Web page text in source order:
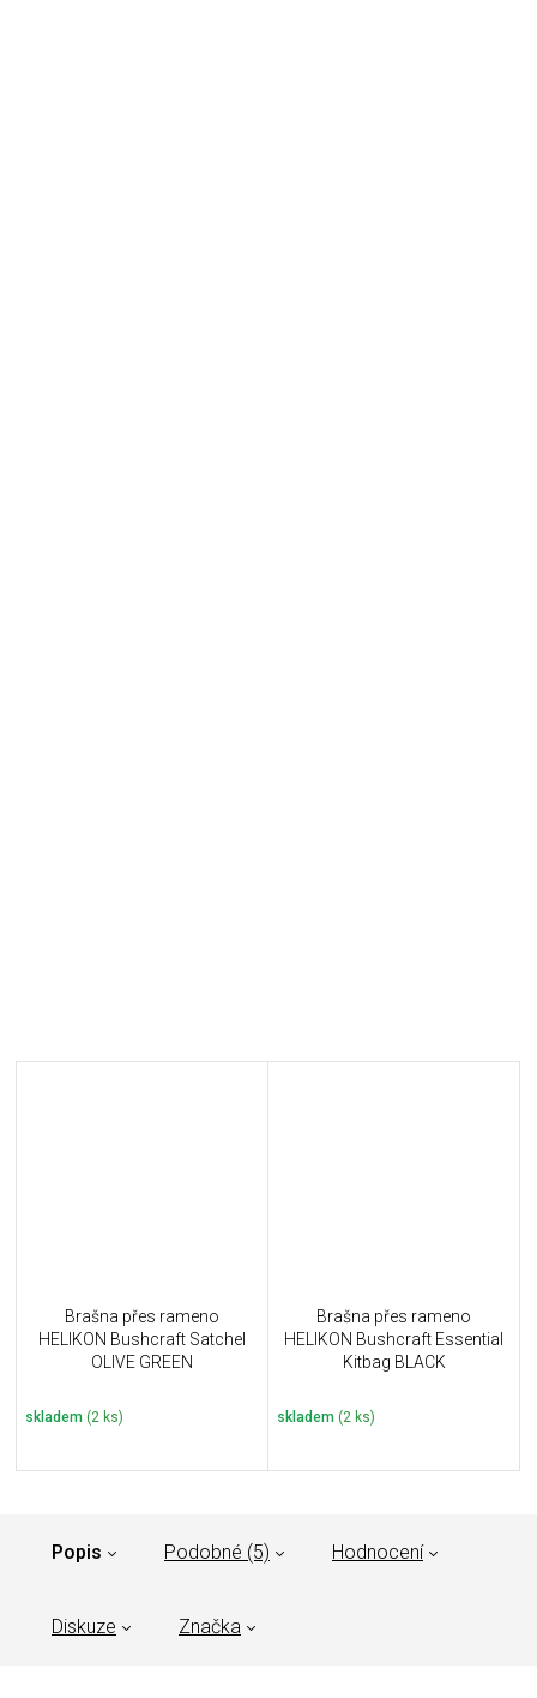
Brašna přes rameno
HELIKON Bushcraft Satchel
OLIVE GREEN
skladem (2 ks)
Brašna přes rameno
HELIKON Bushcraft Essential
Kitbag BLACK
skladem (2 ks)
Popis Podobné (5) Hodnocení
Diskuze Značka